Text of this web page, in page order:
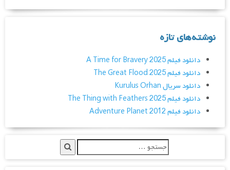
نوشته‌های تازه
دانلود فیلم A Time for Bravery 2025
دانلود فیلم The Great Flood 2025
دانلود سریال Kurulus Orhan
دانلود فیلم The Thing with Feathers 2025
دانلود فیلم Adventure Planet 2012